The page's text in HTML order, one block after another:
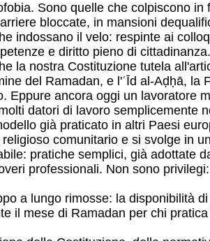
Sono quelle che colpiscono
bloccate, in mansioni
indossano il velo: respinte ai
e diritto pieno di
la nostra Costituzione tutela
del Ramadan, e l'ʿĪd al-Aḍḥā,
Eppure ancora oggi un lavoratore
datori di lavoro
già praticato in altri Paesi
comunitario e si svolge in
pratiche semplici, già adottate
professionali. Non sono
a lungo rimosse: la disponibilità
il mese di Ramadan per chi